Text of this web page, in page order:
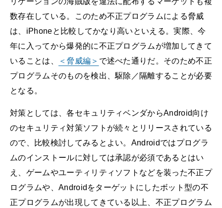
数存在している。このため不正プログラムによる脅威
は、iPhoneと比較してかなり高いといえる。実際、今
年に入ってから爆発的に不正プログラムが増加してきて
いることは、
＜脅威編＞ で述べた通りだ。そのため不正
プログラムそのものを検出、駆除／隔離することが必要
となる。
対策としては、各セキュリティベンダからAndroid向け
のセキュリティ対策ソフトが続々とリリースされている
ので、比較検討してみるとよい。Androidではプログラ
ムのインストールに対しては承認が必須であるとはい
え、ゲームやユーティリティソフトなどを装った不正プ
ログラムや、Androidをターゲットにしたボット型の不
正プログラムが出現してきている以上、不正プログラム